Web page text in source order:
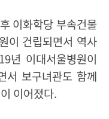
이화학당 부속건물
이 건립되면서 역사
년 이대서울병원이
서 보구녀관도 함께
이어졌다.